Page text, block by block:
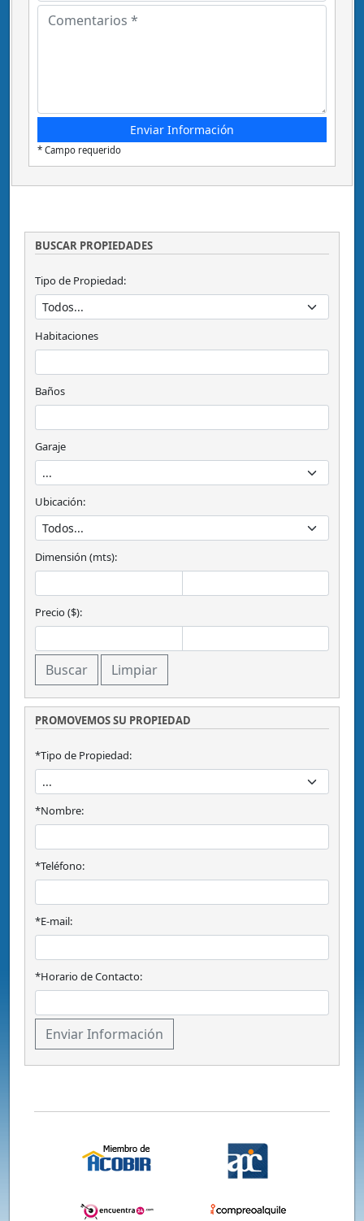
* Campo requerido
BUSCAR PROPIEDADES
Tipo de Propiedad:
Habitaciones
Baños
Garaje
Ubicación:
Dimensión (mts):
Precio ($):
PROMOVEMOS SU PROPIEDAD
*Tipo de Propiedad:
*Nombre:
*Teléfono:
*E-mail:
*Horario de Contacto: